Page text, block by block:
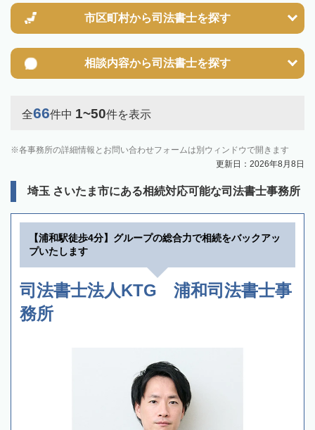
市区町村から司法書士を探す
相談内容から司法書士を探す
全66件中 1~50件を表示
各事務所の詳細情報とお問い合わせフォームは別ウィンドウで開きます
更新日：2026年8月8日
埼玉 さいたま市にある相続対応可能な司法書士事務所
【浦和駅徒歩4分】グループの総合力で相続をバックアッ
プいたします
司法書士法人KTG 浦和司法書士事
務所